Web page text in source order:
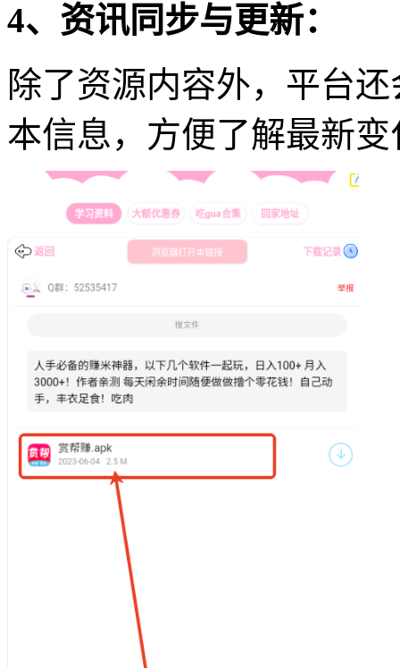
4、资讯同步与更新：
除了资源内容外，平台
本信息，方便了解最新变